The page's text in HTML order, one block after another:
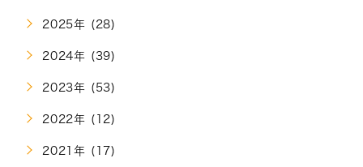
2025年 (28)
2024年 (39)
2023年 (53)
2022年 (12)
2021年 (17)